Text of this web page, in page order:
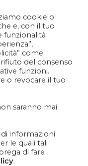
Resta aggiornato
promoooooo!
cookie o
e, con il tuo
funzionalità
come
rifiuto del consenso
funzioni.
o revocare il tuo
saranno mai
informazioni
le quali tali
di fare
.
2119